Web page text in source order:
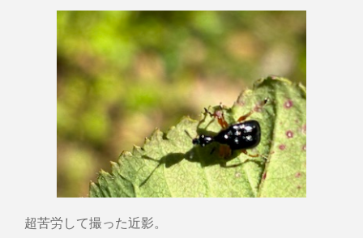
超苦労して撮った近影。